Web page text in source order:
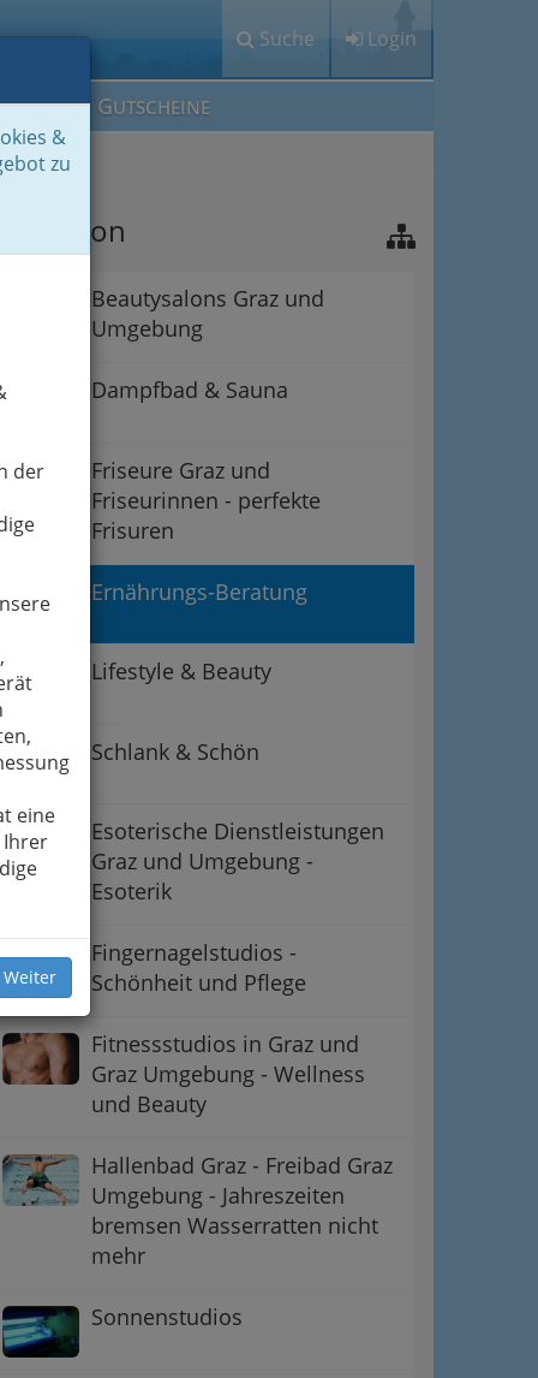
Suche Login
EIN IG GUTSCHEINE
&
zu
der
eine
Ihrer
Navigation
Beautysalons Graz und
Umgebung
Dampfbad & Sauna
Friseure Graz und
Friseurinnen - perfekte
Frisuren
Ernährungs-Beratung
Lifestyle & Beauty
Schlank & Schön
Esoterische Dienstleistungen
Graz und Umgebung -
Esoterik
Fingernagelstudios -
Schönheit und Pflege
Fitnessstudios in Graz und
Graz Umgebung - Wellness
und Beauty
Hallenbad Graz - Freibad Graz
Umgebung - Jahreszeiten
bremsen Wasserratten nicht
mehr
Sonnenstudios